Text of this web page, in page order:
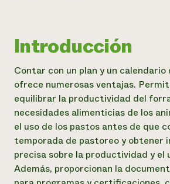
Introducción
Contar con un plan y un
ofrece numerosas ventajas.
equilibrar la productividad del
necesidades alimenticias de los
el uso de los pastos antes de que
temporada de pastoreo y obtener
precisa sobre la productividad y el
Además, proporcionan la